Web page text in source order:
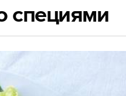
специями